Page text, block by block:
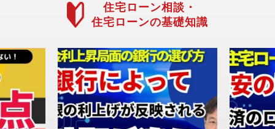
住宅ローン相談・
住宅ローンの基礎知識